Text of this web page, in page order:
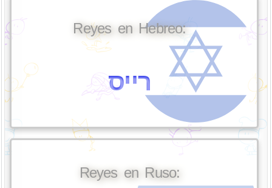
Reyes en Hebreo:
רייס
Reyes en Ruso: